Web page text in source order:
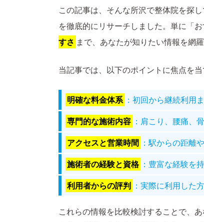
この記事は、そんな所沢で整体院を探
を徹底的にリサーチしました。単に「
すさ まで、あなたが知りたい情報を網
当記事では、以下のポイントに焦点を
明確な料金体系 ：初回から継続利用
専門的な施術内容 ：肩こり、腰痛、
アクセスと営業時間 ：駅からの距離
施術者の経験と資格 ：豊富な経験を
利用者からの評判 ：実際に利用した
これらの情報を比較検討することで、